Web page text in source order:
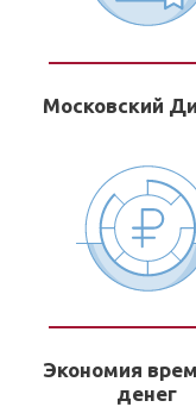
Московский
Экономия
денег